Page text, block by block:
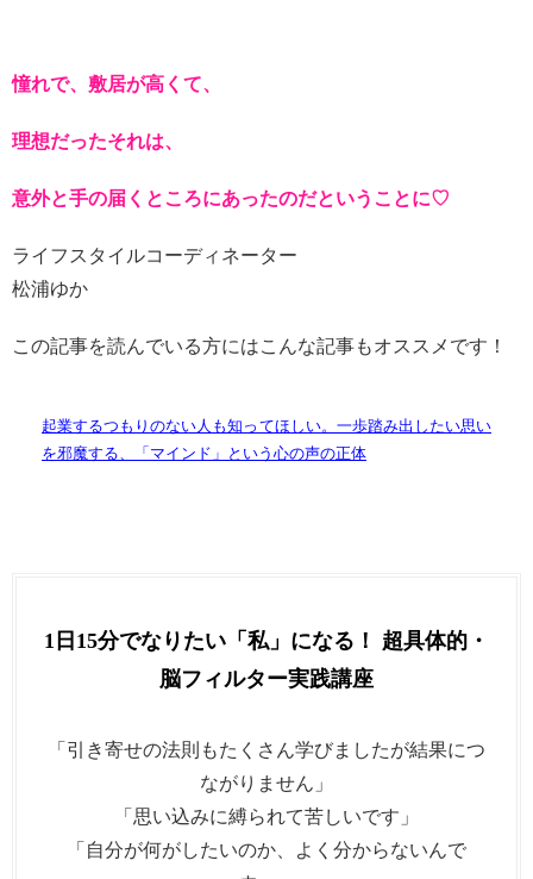
憧れで、敷居が高くて、
理想だったそれは、
意外と手の届くところにあったのだということに♡
ライフスタイルコーディネーター
松浦ゆか
この記事を読んでいる方にはこんな記事もオススメです！
起業するつもりのない人も知ってほしい。一歩踏み出したい思い
を邪魔する、「マインド」という心の声の正体
1日15分でなりたい「私」になる！ 超具体的・
脳フィルター実践講座
「引き寄せの法則もたくさん学びましたが結果につ
ながりません」
「思い込みに縛られて苦しいです」
「自分が何がしたいのか、よく分からないんで